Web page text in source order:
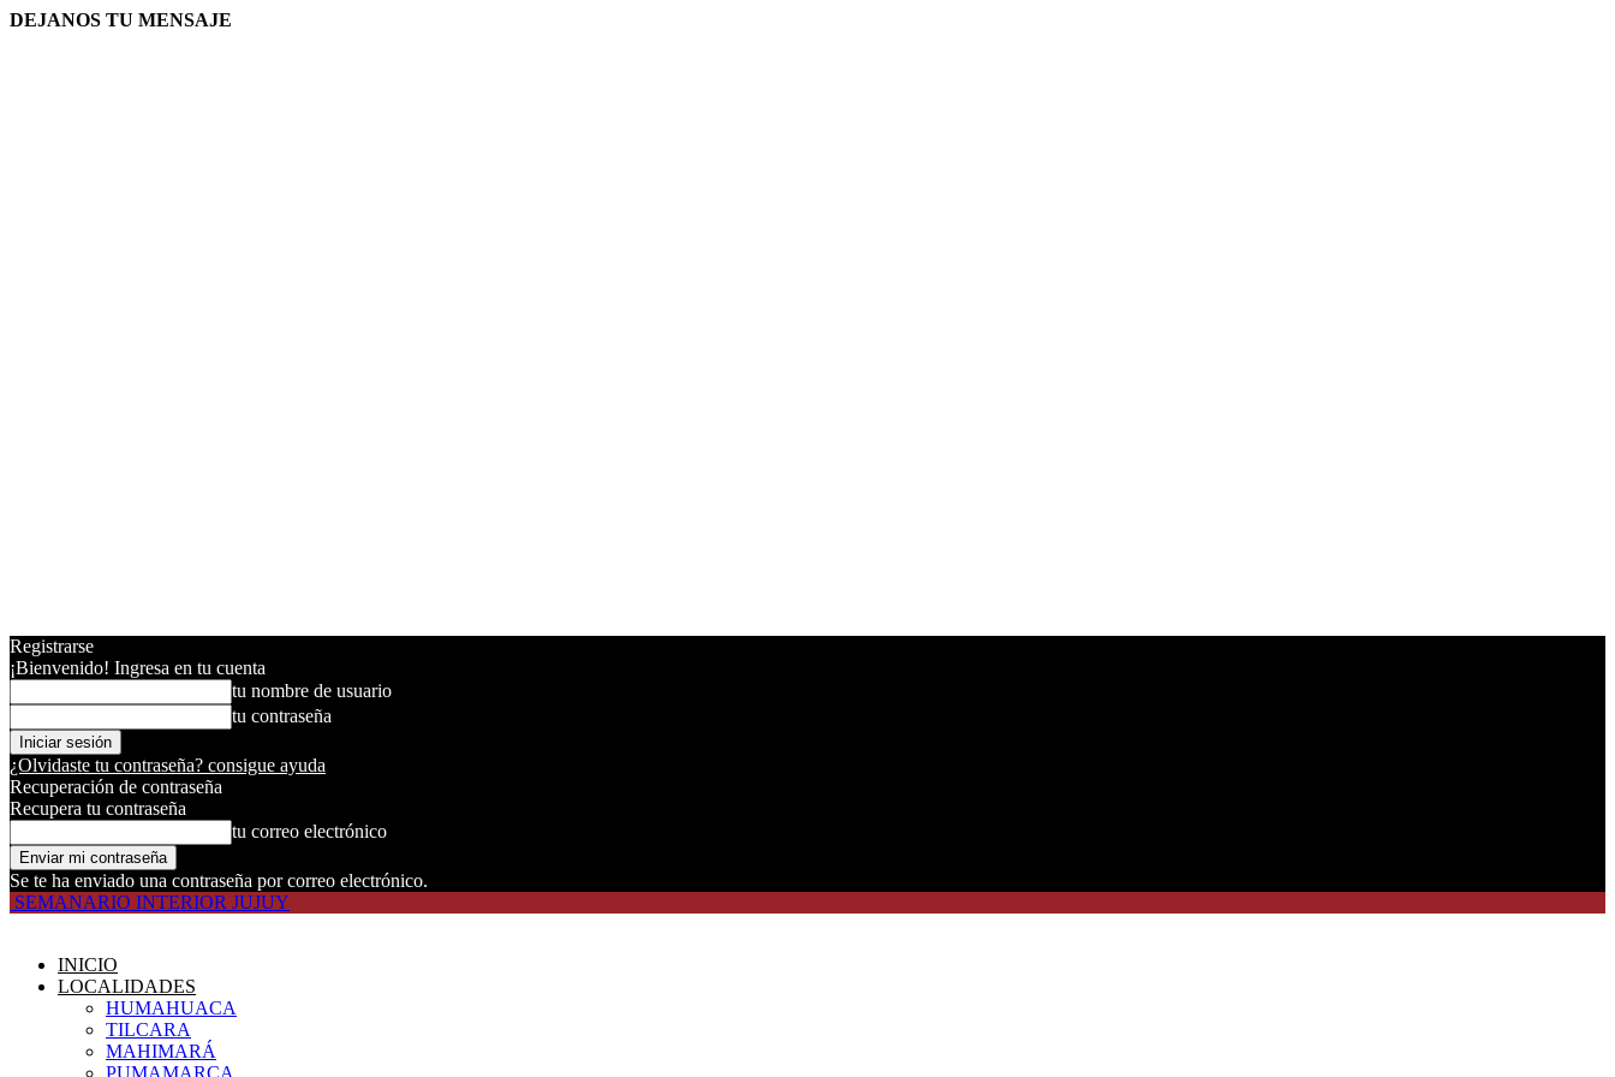
DEJANOS TU MENSAJE
Registrarse
¡Bienvenido! Ingresa en tu cuenta
tu nombre de usuario
tu contraseña
¿Olvidaste tu contraseña? consigue ayuda
Recuperación de contraseña
Recupera tu contraseña
tu correo electrónico
Se te ha enviado una contraseña por correo electrónico.
SEMANARIO INTERIOR JUJUY
INICIO
LOCALIDADES
HUMAHUACA
TILCARA
MAHIMARÁ
PUMAMARCA